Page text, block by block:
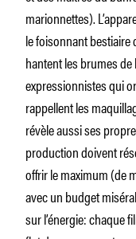
marionnettes).
le foisonnant
hantent les brumes de
expressionnistes qui
rappellent les
révèle aussi ses
production doivent
offrir le maximum (de
avec un budget
sur l’énergie: chaque